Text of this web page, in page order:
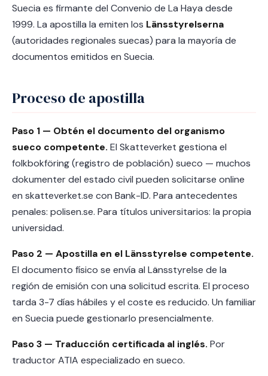
Suecia es firmante del Convenio de La Haya desde
1999. La apostilla la emiten los Länsstyrelserna
(autoridades regionales suecas) para la mayoría de
documentos emitidos en Suecia.
Proceso de apostilla
Paso 1 — Obtén el documento del organismo
sueco competente. El Skatteverket gestiona el
folkbokföring (registro de población) sueco — muchos
dokumenter del estado civil pueden solicitarse online
en skatteverket.se con Bank-ID. Para antecedentes
penales: polisen.se. Para títulos universitarios: la propia
universidad.
Paso 2 — Apostilla en el Länsstyrelse competente.
El documento físico se envía al Länsstyrelse de la
región de emisión con una solicitud escrita. El proceso
tarda 3-7 días hábiles y el coste es reducido. Un familiar
en Suecia puede gestionarlo presencialmente.
Paso 3 — Traducción certificada al inglés. Por
traductor ATIA especializado en sueco.